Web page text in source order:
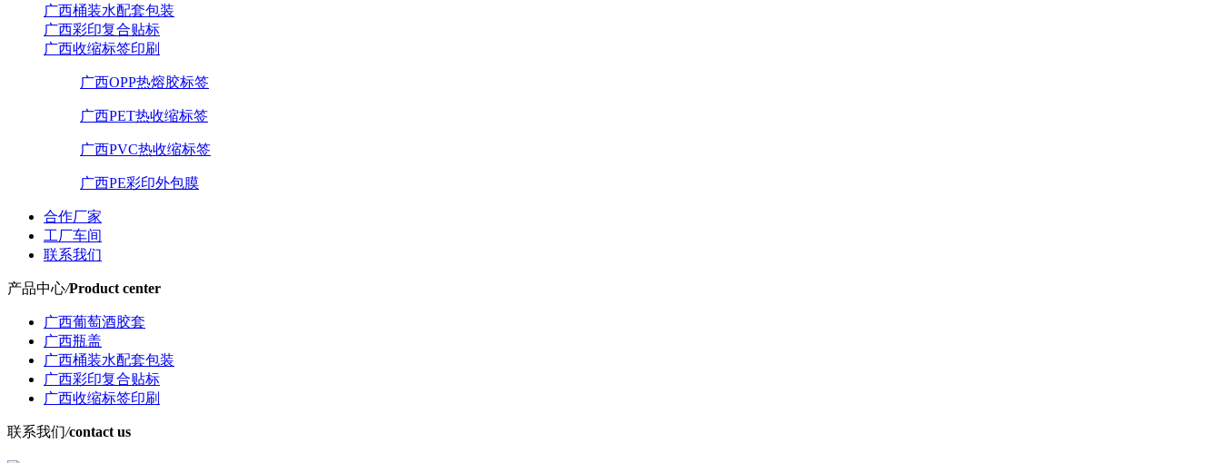
广西桶装水配套包装
广西彩印复合贴标
广西收缩标签印刷
广西OPP热熔胶标签
广西PET热收缩标签
广西PVC热收缩标签
广西PE彩印外包膜
合作厂家
工厂车间
联系我们
产品中心/Product center
广西葡萄酒胶套
广西瓶盖
广西桶装水配套包装
广西彩印复合贴标
广西收缩标签印刷
联系我们/contact us